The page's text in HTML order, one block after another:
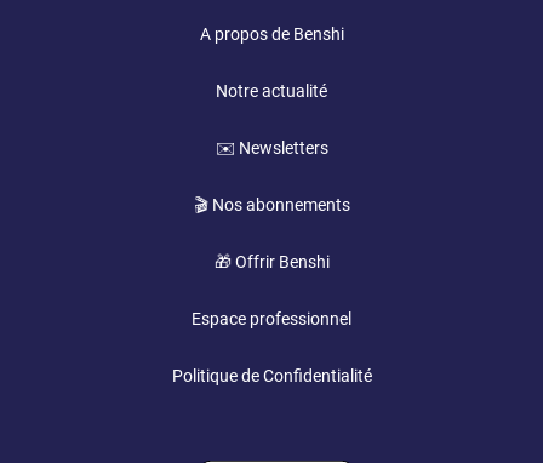
A propos de Benshi
Notre actualité
✉️ Newsletters
🎬 Nos abonnements
🎁 Offrir Benshi
Espace professionnel
Politique de Confidentialité